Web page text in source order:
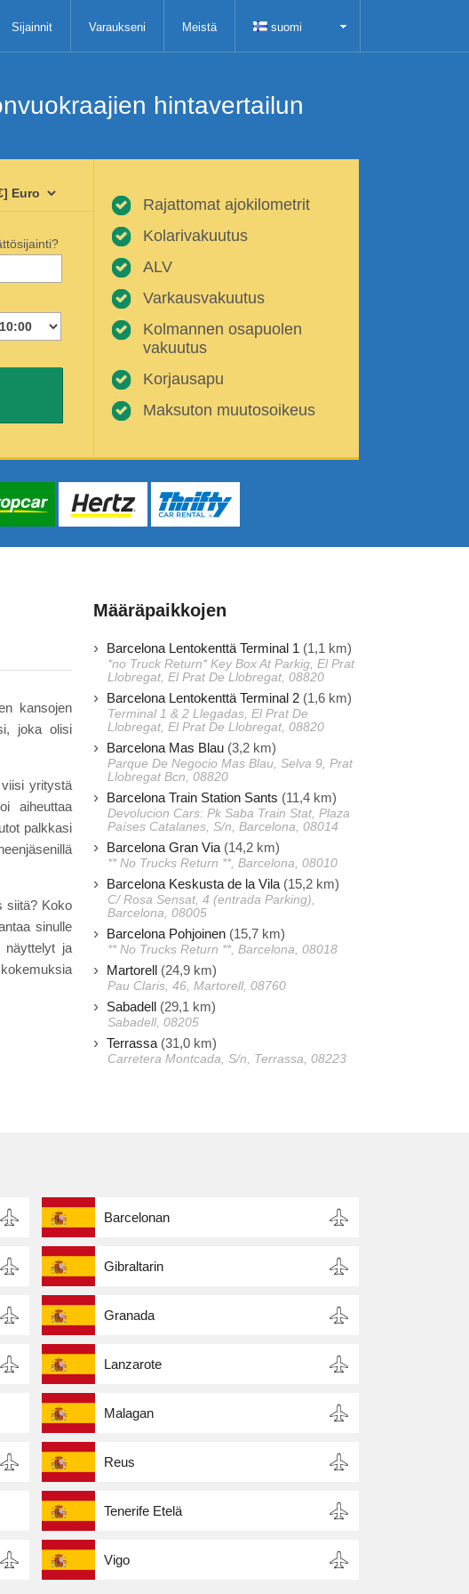
Sijainnit Varaukseni Meistä suomi
hintavertailun
Rajattomat ajokilometrit
Kolarivakuutus
ALV
Varkausvakuutus
Kolmannen osapuolen
vakuutus
Korjausapu
Maksuton muutosoikeus
kansojen
joka olisi
yritystä
aiheuttaa
palkkasi
siitä? Koko
sinulle
näyttelyt ja
Määräpaikkojen
Barcelona Lentokenttä Terminal 1 (1,1 km)
*no Truck Return* Key Box At Parkig, El Prat
Llobregat, El Prat De Llobregat, 08820
Barcelona Lentokenttä Terminal 2 (1,6 km)
Terminal 1 & 2 Llegadas, El Prat De
Llobregat, El Prat De Llobregat, 08820
Barcelona Mas Blau (3,2 km)
Parque De Negocio Mas Blau, Selva 9, Prat
Llobregat Bcn, 08820
Barcelona Train Station Sants (11,4 km)
Devolucion Cars: Pk Saba Train Stat, Plaza
Países Catalanes, S/n, Barcelona, 08014
Barcelona Gran Via (14,2 km)
** No Trucks Return **, Barcelona, 08010
Barcelona Keskusta de la Vila (15,2 km)
C/ Rosa Sensat, 4 (entrada Parking),
Barcelona, 08005
Barcelona Pohjoinen (15,7 km)
** No Trucks Return **, Barcelona, 08018
Martorell (24,9 km)
Pau Claris, 46, Martorell, 08760
Sabadell (29,1 km)
Sabadell, 08205
Terrassa (31,0 km)
Carretera Montcada, S/n, Terrassa, 08223
Barcelonan
Gibraltarin
Granada
Lanzarote
Malagan
Reus
Tenerife Etelä
Vigo